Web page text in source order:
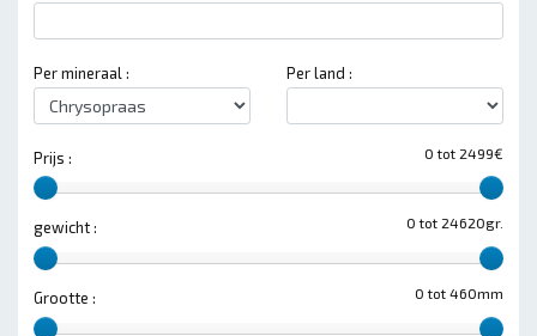
Per mineraal : Per land :
0 tot 2499€
Prijs :
0 tot 24620gr.
gewicht :
0 tot 460mm
Grootte :